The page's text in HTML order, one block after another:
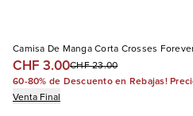
Camisa De Manga Corta Crosses
CHF 3.00CHF 23.00
60-80% de Descuento en Rebajas!
Venta Final